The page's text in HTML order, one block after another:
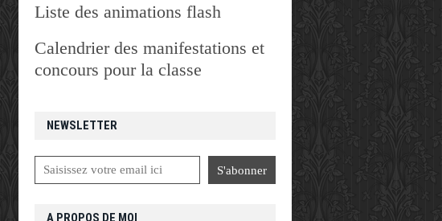
NEWSLETTER
Liste des animations flash
Calendrier des manifestations et
concours pour la classe
A PROPOS DE MOI